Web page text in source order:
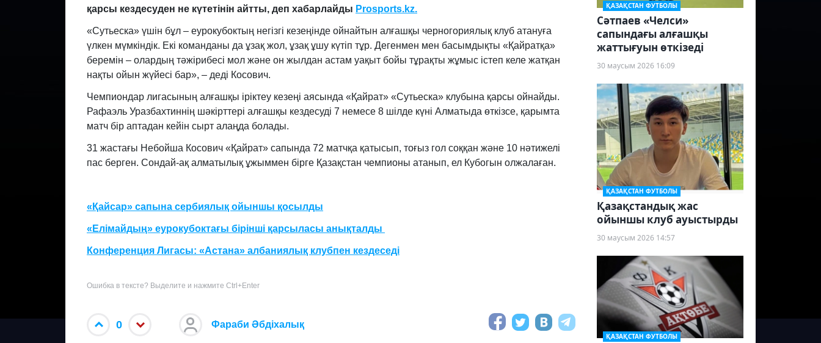
қарсы кездесуден не күтетінін айтты, деп хабарлайды Prosports.kz.
«Сутьеска» үшін бұл – еурокубоктың негізгі кезеңінде ойнайтын алғашқы черногориялық клуб атануға
үлкен мүмкіндік. Екі команданы да ұзақ жол, ұзақ ұшу күтіп тұр. Дегенмен мен басымдықты «Қайратқа»
беремін – олардың тәжірибесі мол және он жылдан астам уақыт бойы тұрақты жұмыс істеп келе жатқан
нақты ойын жүйесі бар», – деді Косович.
Чемпиондар лигасының алғашқы іріктеу кезеңі аясында «Қайрат» «Сутьеска» клубына қарсы ойнайды.
Рафаэль Уразбахтиннің шәкірттері алғашқы кездесуді 7 немесе 8 шілде күні Алматыда өткізсе, қарымта
матч бір аптадан кейін сырт алаңда болады.
31 жастағы Небойша Косович «Қайрат» сапында 72 матчқа қатысып, тоғыз гол соққан және 10 нәтижелі
пас берген. Сондай-ақ алматылық ұжыммен бірге Қазақстан чемпионы атанып, ел Кубогын олжалаған.
«Қайсар» сапына сербиялық ойыншы қосылды
«Елімайдың» еурокубоктағы бірінші қарсыласы анықталды
Конференция Лигасы: «Астана» албаниялық клубпен кездеседі
Ошибка в тексте? Выделите и нажмите Ctrl+Enter
0 Фараби Әбдіхалық
ҚАЗАҚСТАН ФУТБОЛЫ
Сәтпаев «Челси»
сапындағы алғашқы
жаттығуын өткізеді
30 маусым 2026 16:09
ҚАЗАҚСТАН ФУТБОЛЫ
Қазақстандық жас
ойыншы клуб ауыстырды
30 маусым 2026 14:57
ҚАЗАҚСТАН ФУТБОЛЫ